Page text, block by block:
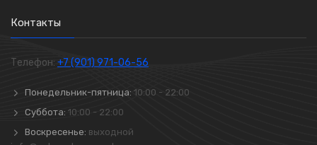
Контакты
Телефон: +7 (901) 971-06-56
Понедельник-пятница: 10:00 - 22:00
Суббота: 10:00 - 22:00
Воскресенье: выходной